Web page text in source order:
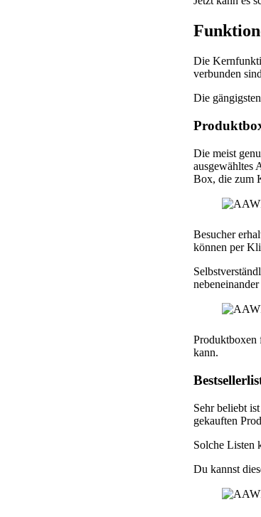
Die
verbunden
Die
Die meist
ausgewähltes
Box, die zum
Besucher
können per
Produktboxen
kann.
Sehr beliebt
gekauften
Solche Listen
Du kannst